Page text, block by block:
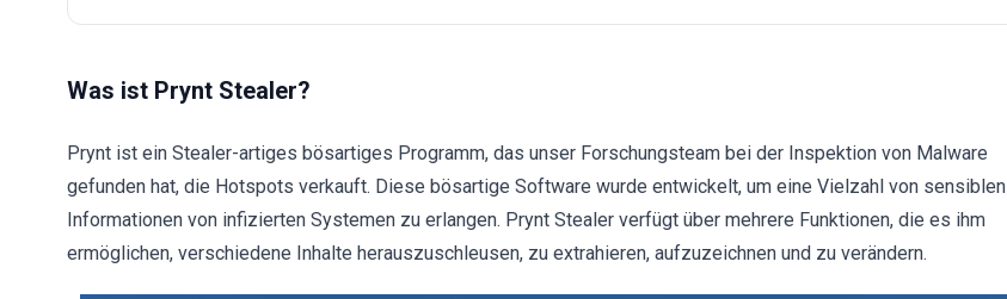
Was ist Prynt Stealer?
Prynt ist ein Stealer-artiges bösartiges Programm, das unser Forschungsteam bei der Inspektion von Malware
gefunden hat, die Hotspots verkauft. Diese bösartige Software wurde entwickelt, um eine Vielzahl von sensiblen
Informationen von infizierten Systemen zu erlangen. Prynt Stealer verfügt über mehrere Funktionen, die es ihm
ermöglichen, verschiedene Inhalte herauszuschleusen, zu extrahieren, aufzuzeichnen und zu verändern.